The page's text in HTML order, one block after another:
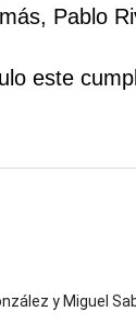
Pablo
este
y Miguel